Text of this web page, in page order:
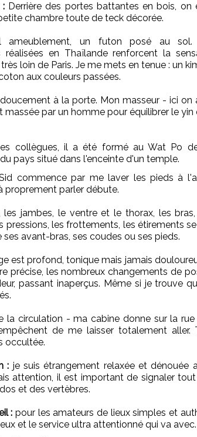
:Derrière des portes battantes en bois, on
chambre toute de teck décorée.
ameublement, un futon posé au sol.
réalisées en Thaïlande renforcent la
loin de Paris. Je me mets en tenue : un
aux couleurs passées.
à la porte. Mon masseur - ici on
massée par un homme pour équilibrer le
collègues, il a été formé au Wat Po
pays situé dans l'enceinte d'un temple.
commence par me laver les pieds à
proprement parler débute.
les jambes, le ventre et le thorax, les
pressions, les frottements, les étirements
avant-bras, ses coudes ou ses pieds.
est profond, tonique mais jamais
précise, les nombreux changements de
passant inaperçus. Même si je trouve
la circulation - ma cabine donne sur la
de me laisser totalement
occultée.
: je suis étrangement relaxée et dénouée
attention, il est important de signaler
et des vertèbres.
: pour les amateurs de lieux simples et
et le service ultra attentionné qui va avec.